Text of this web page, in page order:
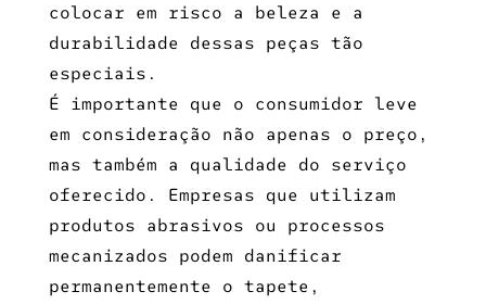
colocar em risco a beleza e a
durabilidade dessas peças tão
especiais.
É importante que o consumidor leve
em consideração não apenas o preço,
mas também a qualidade do serviço
oferecido. Empresas que utilizam
produtos abrasivos ou processos
mecanizados podem danificar
permanentemente o tapete,